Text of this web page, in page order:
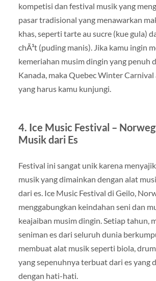
kompetisi dan festival musik yang
pasar tradisional yang menawarkan
khas, seperti tarte au sucre (kue gula)
chÃ³t (puding manis). Jika kamu ingin
kemeriahan musim dingin yang penuh
Kanada, maka Quebec Winter
yang harus kamu kunjungi.
4. Ice Music Festival –
Musik dari Es
Festival ini sangat unik karena
musik yang dimainkan dengan alat
dari es. Ice Music Festival di Geilo,
menggabungkan keindahan seni dan
keajaiban musim dingin. Setiap tahun,
seniman es dari seluruh dunia
membuat alat musik seperti biola,
yang sepenuhnya terbuat dari es yang
dengan hati-hati.